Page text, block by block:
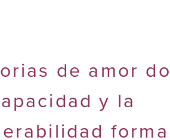
de amor
y la